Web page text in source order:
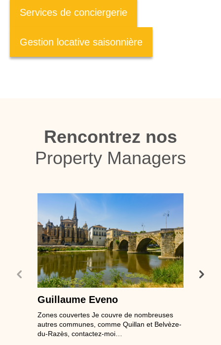
Services de conciergerie
Gestion locative saisonnière
Rencontrez nos
Property Managers
Guillaume Eveno
Zones couvertes Je couvre de nombreuses
autres communes, comme Quillan et Belvèze-
du-Razès, contactez-moi…